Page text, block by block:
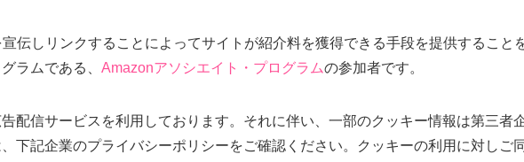
伝しリンクすることによってサイトが紹介料を獲得できる手段を提供すること
ラムである、 Amazonアソシエイト・プログラムの参加者です。
配信サービスを利用しております。それに伴い、一部のクッキー情報は第三者
下記企業のプライバシーポリシーをご確認ください。クッキーの利用に対しご